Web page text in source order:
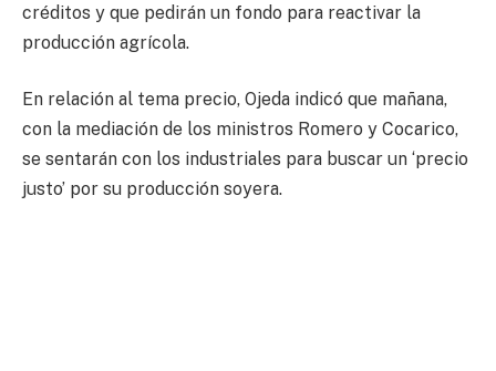
créditos y que pedirán un fondo para reactivar la
producción agrícola.
En relación al tema precio, Ojeda indicó que mañana,
con la mediación de los ministros Romero y Cocarico,
se sentarán con los industriales para buscar un ‘precio
justo’ por su producción soyera.